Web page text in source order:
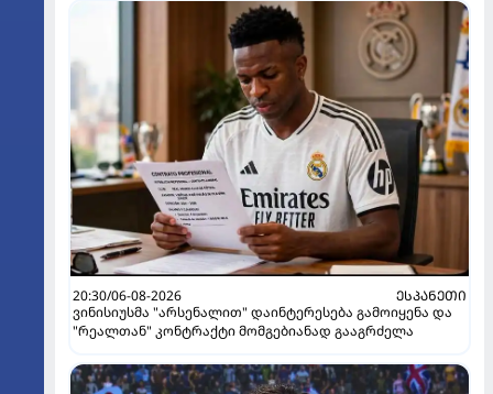
20:30/06-08-2026
ᲔᲡᲞᲐᲜᲔᲗᲘ
ვინისიუსმა "არსენალით" დაინტერესება გამოიყენა და
"რეალთან" კონტრაქტი მომგებიანად გააგრძელა